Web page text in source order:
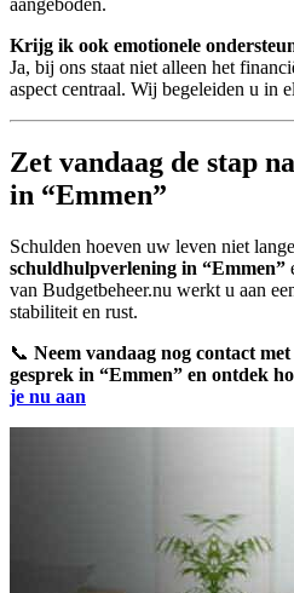
Krijg ik ook emotionele
Ja, bij ons staat niet alleen het
aspect centraal. Wij begeleiden u in
Zet vandaag de stap
in “Emmen”
Schulden hoeven uw leven niet
schuldhulpverlening in “Emmen”
van Budgetbeheer.nu werkt u aan
stabiliteit en rust.
📞 Neem vandaag nog contact
gesprek in “Emmen” en ontdek
je nu aan